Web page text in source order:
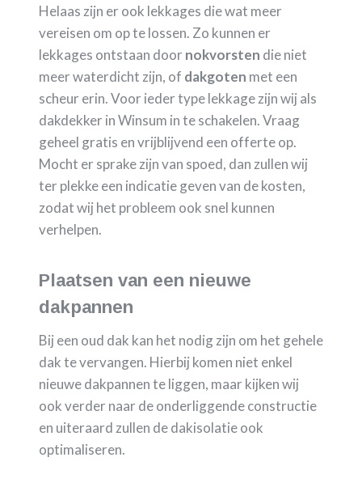
Helaas zijn er ook lekkages die wat meer
vereisen om op te lossen. Zo kunnen er
lekkages ontstaan door nokvorsten die niet
meer waterdicht zijn, of dakgoten met een
scheur erin. Voor ieder type lekkage zijn wij als
dakdekker in Winsum in te schakelen. Vraag
geheel gratis en vrijblijvend een offerte op.
Mocht er sprake zijn van spoed, dan zullen wij
ter plekke een indicatie geven van de kosten,
zodat wij het probleem ook snel kunnen
verhelpen.
Plaatsen van een nieuwe
dakpannen
Bij een oud dak kan het nodig zijn om het gehele
dak te vervangen. Hierbij komen niet enkel
nieuwe dakpannen te liggen, maar kijken wij
ook verder naar de onderliggende constructie
en uiteraard zullen de dakisolatie ook
optimaliseren.